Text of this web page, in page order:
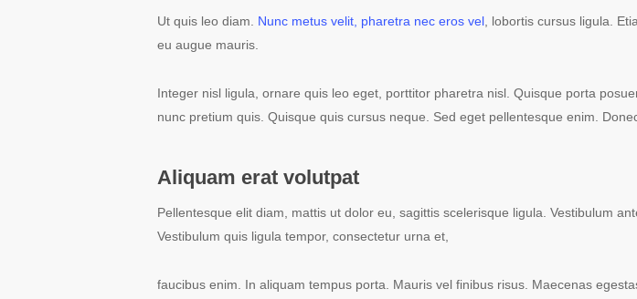
Ut quis leo diam. Nunc metus velit, pharetra nec eros vel , lobortis cursus ligula.
eu augue mauris.
Integer nisl ligula, ornare quis leo eget, porttitor pharetra nisl. Quisque porta
nunc pretium quis. Quisque quis cursus neque. Sed eget pellentesque enim.
Aliquam erat volutpat
Pellentesque elit diam, mattis ut dolor eu, sagittis scelerisque ligula. Vestibulum
Vestibulum quis ligula tempor, consectetur urna et,
faucibus enim. In aliquam tempus porta. Mauris vel finibus risus. Maecenas